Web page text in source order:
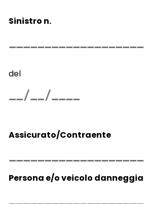
Sinistro n.
del
Assicurato/Contraente
Persona e/o veicolo